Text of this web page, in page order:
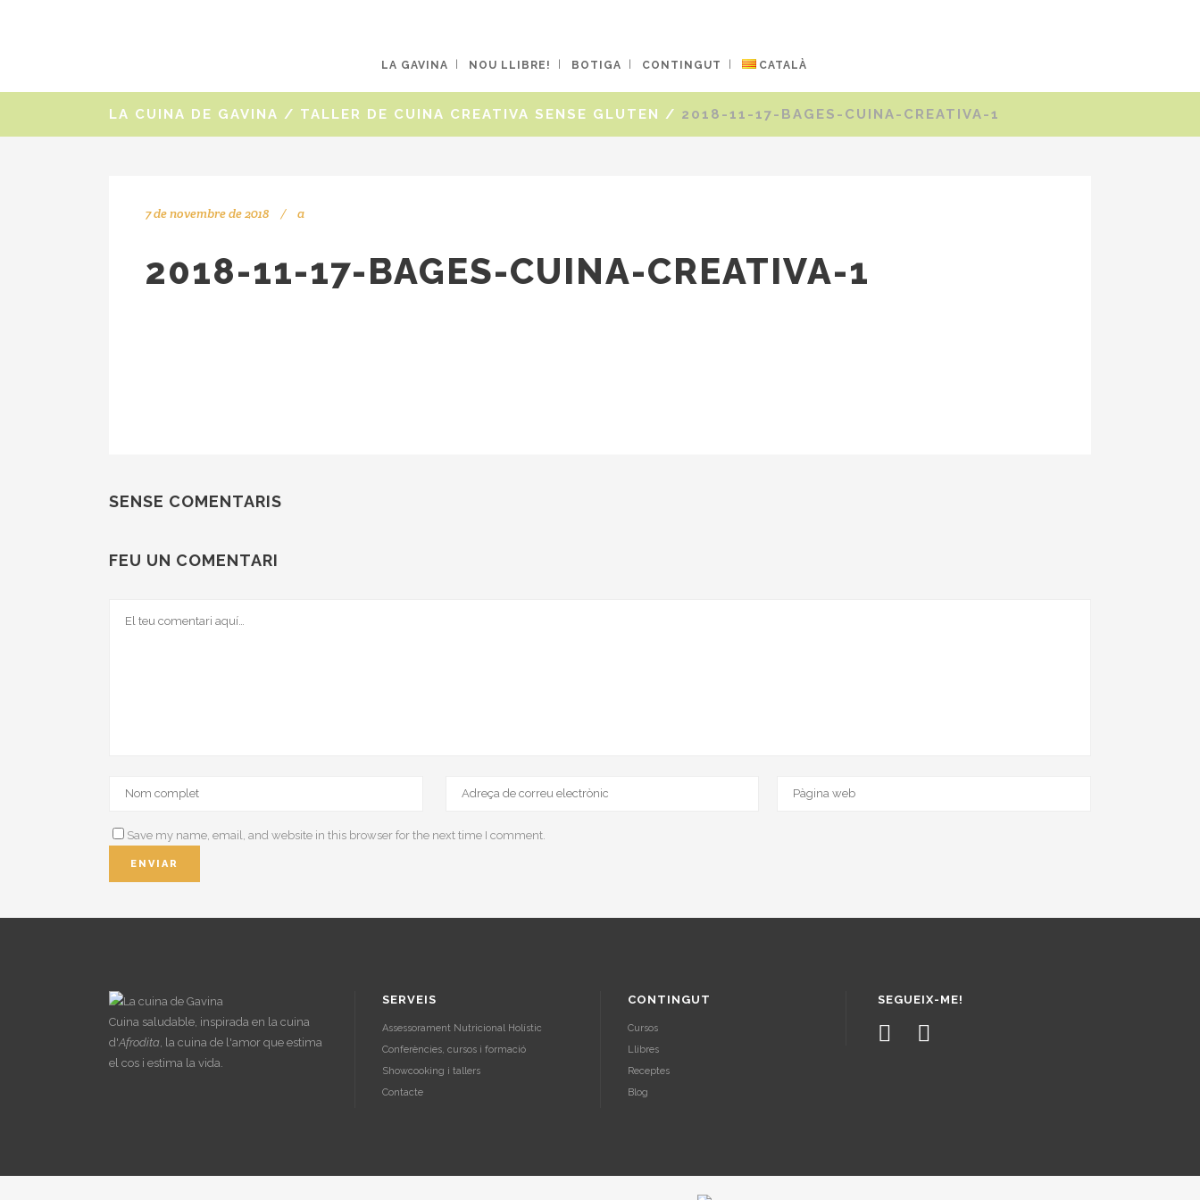
LA GAVINA NOU LLIBRE! BOTIGA CONTINGUT CATALÀ
LA CUINA DE GAVINA / TALLER DE CUINA CREATIVA SENSE GLUTEN / 2018-11-17-BAGES-CUINA-CREATIVA-1
7 de novembre de 2018 a
2018-11-17-BAGES-CUINA-CREATIVA-1
SENSE COMENTARIS
FEU UN COMENTARI
Save my name, email, and website in this browser for the next time I comment.
Cuina saludable, inspirada en la cuina
d'Afrodita, la cuina de l'amor que estima
el cos i estima la vida.
SERVEIS
Assessorament Nutricional Holístic
Conferències, cursos i formació
Showcooking i tallers
Contacte
CONTINGUT
Cursos
Llibres
Receptes
Blog
SEGUEIX-ME!